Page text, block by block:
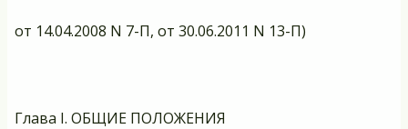
от 14.04.2008 N 7-П, от 30.06.2011 N 13-П)
Глава I. ОБЩИЕ ПОЛОЖЕНИЯ